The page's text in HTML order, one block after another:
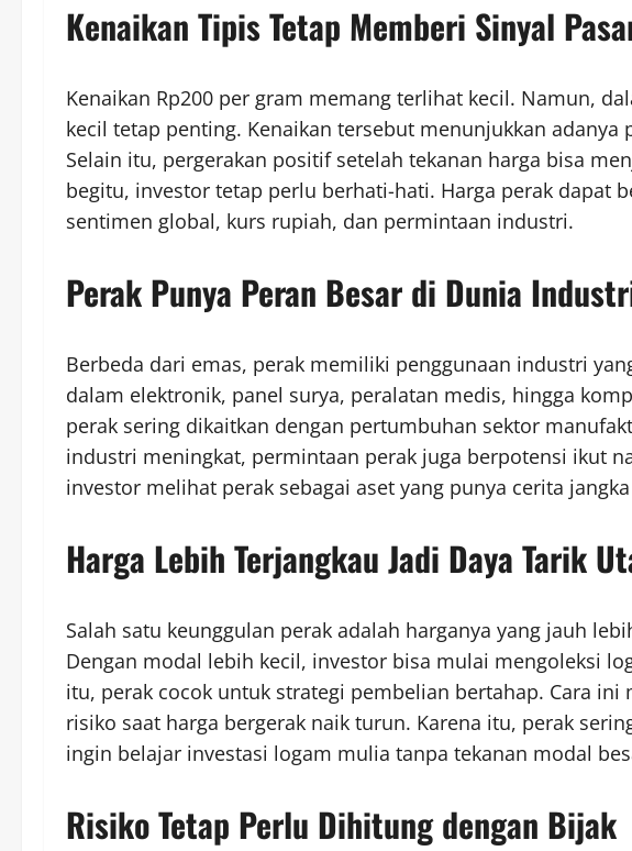
Kenaikan Tipis Tetap Memberi Sinyal
Kenaikan Rp200 per gram memang terlihat kecil. Namun,
kecil tetap penting. Kenaikan tersebut menunjukkan
Selain itu, pergerakan positif setelah tekanan harga bisa
begitu, investor tetap perlu berhati-hati. Harga perak dapat
sentimen global, kurs rupiah, dan permintaan industri.
Perak Punya Peran Besar di Dunia
Berbeda dari emas, perak memiliki penggunaan industri
dalam elektronik, panel surya, peralatan medis, hingga
perak sering dikaitkan dengan pertumbuhan sektor
industri meningkat, permintaan perak juga berpotensi ikut
investor melihat perak sebagai aset yang punya cerita
Harga Lebih Terjangkau Jadi Daya Tarik
Salah satu keunggulan perak adalah harganya yang jauh
Dengan modal lebih kecil, investor bisa mulai mengoleksi
itu, perak cocok untuk strategi pembelian bertahap. Cara
risiko saat harga bergerak naik turun. Karena itu, perak
ingin belajar investasi logam mulia tanpa tekanan modal
Risiko Tetap Perlu Dihitung dengan Bijak